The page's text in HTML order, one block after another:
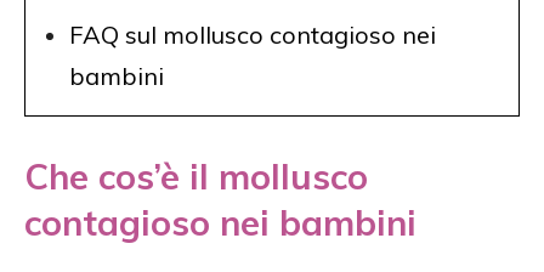
FAQ sul mollusco contagioso nei
bambini
Che cos’è il mollusco
contagioso nei bambini